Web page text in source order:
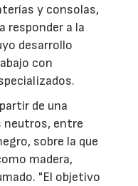
y consolas,
responder a la
desarrollo
con
de una
neutros, entre
sobre la que
madera,
"El objetivo